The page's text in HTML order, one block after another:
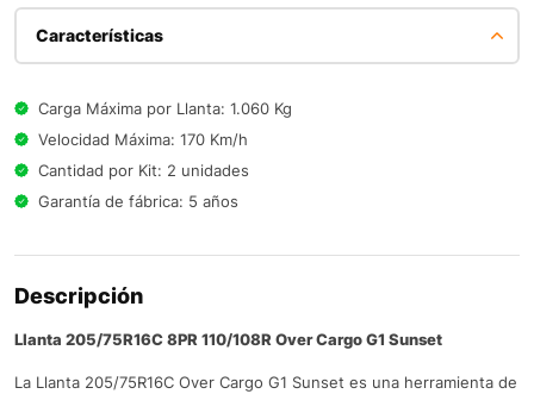
Características
Carga Máxima por Llanta: 1.060 Kg
Velocidad Máxima: 170 Km/h
Cantidad por Kit: 2 unidades
Garantía de fábrica: 5 años
Descripción
Llanta 205/75R16C 8PR 110/108R Over Cargo G1 Sunset
La Llanta 205/75R16C Over Cargo G1 Sunset es una herramienta de